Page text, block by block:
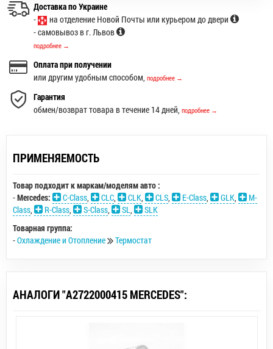
Доставка по Украине
-
на отделение Новой Почты или курьером до двери
- самовывоз в г. Львов
подробнее →
Оплата при получении
или другим удобным способом, подробнее →
Гарантия
обмен/возврат товара в течение 14 дней, подробнее →
ПРИМЕНЯЕМОСТЬ
Товар подходит к маркам/моделям авто :
-Mercedes: C-Class, CLC, CLK, CLS, E-Class, GLK,
M-
Class, R-Class, S-Class, SL,
SLK
Товарная группа:
-Охлаждение и Отопление Термостат
АНАЛОГИ "A2722000415 MERCEDES":